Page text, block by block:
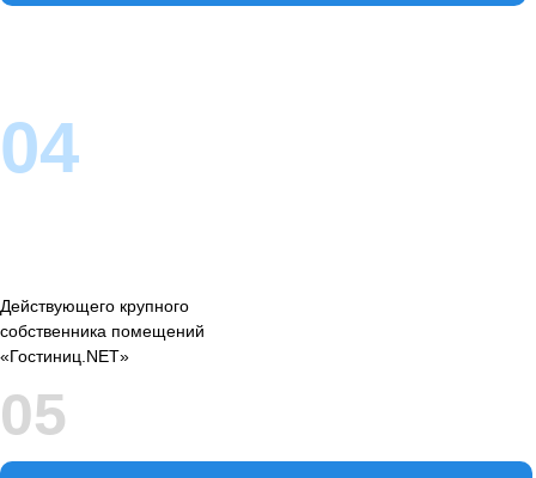
04
Действующего крупного
собственника помещений
«Гостиниц.NET»
05